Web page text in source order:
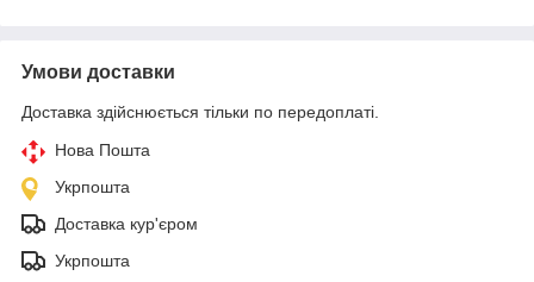
Умови доставки
Доставка здійснюється тільки по передоплаті.
Нова Пошта
Укрпошта
Доставка кур'єром
Укрпошта